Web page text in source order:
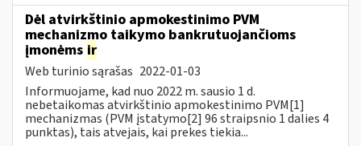
Dėl atvirkštinio apmokestinimo PVM
mechanizmo taikymo bankrutuojančioms
įmonėms ir
Web turinio sąrašas 2022-01-03
Informuojame, kad nuo 2022 m. sausio 1 d.
nebetaikomas atvirkštinio apmokestinimo PVM[1]
mechanizmas (PVM įstatymo[2] 96 straipsnio 1 dalies 4
punktas), tais atvejais, kai prekes tiekia...